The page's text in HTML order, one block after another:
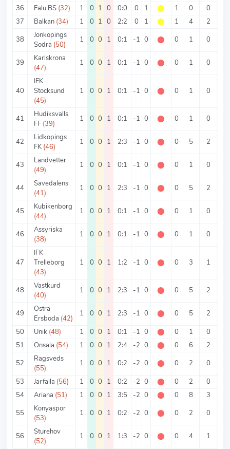
36
Falu BS (32) 1 0 1 0 0:0 0 1 ⬤ 1 0 0
37
Balkan (34) 1 0 1 0 2:2 0 1 ⬤ 1 4 2
38
Jonkopings
Sodra (50)
1 0 0 1 0:1 -1 0 ⬤ 0 1 0
39
Karlskrona
(47)
1 0 0 1 0:1 -1 0 ⬤ 0 1 0
40
IFK
Stocksund
(45)
1 0 0 1 0:1 -1 0 ⬤ 0 1 0
41
Hudiksvalls
FF (39)
1 0 0 1 0:1 -1 0 ⬤ 0 1 0
42
Lidkopings
FK (46)
1 0 0 1 2:3 -1 0 ⬤ 0 5 2
43
Landvetter
(49)
1 0 0 1 0:1 -1 0 ⬤ 0 1 0
44
Savedalens
(41)
1 0 0 1 2:3 -1 0 ⬤ 0 5 2
45
Kubikenborg
(44)
1 0 0 1 0:1 -1 0 ⬤ 0 1 0
46
Assyriska
(38)
1 0 0 1 0:1 -1 0 ⬤ 0 1 0
47
IFK
Trelleborg
(43)
1 0 0 1 1:2 -1 0 ⬤ 0 3 1
48
Vastkurd
(40)
1 0 0 1 2:3 -1 0 ⬤ 0 5 2
49
Ostra
Ersboda (42)
1 0 0 1 2:3 -1 0 ⬤ 0 5 2
50
Unik (48) 1 0 0 1 0:1 -1 0 ⬤ 0 1 0
51
Onsala (54) 1 0 0 1 2:4 -2 0 ⬤ 0 6 2
52
Ragsveds
(55)
1 0 0 1 0:2 -2 0 ⬤ 0 2 0
53
Jarfalla (56) 1 0 0 1 0:2 -2 0 ⬤ 0 2 0
54
Ariana (51) 1 0 0 1 3:5 -2 0 ⬤ 0 8 3
55
Konyaspor
(53)
1 0 0 1 0:2 -2 0 ⬤ 0 2 0
56
Sturehov
(52)
1 0 0 1 1:3 -2 0 ⬤ 0 4 1